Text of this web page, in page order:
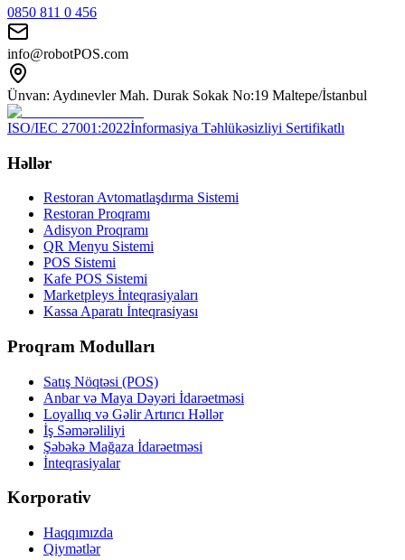
0850 811 0 456
info@robotPOS.com
Ünvan: Aydınevler Mah. Durak Sokak No:19 Maltepe/İstanbul
ISO/IEC 27001:2022İnformasiya Təhlükəsizliyi Sertifikatlı
Həllər
Restoran Avtomatlaşdırma Sistemi
Restoran Proqramı
Adisyon Proqramı
QR Menyu Sistemi
POS Sistemi
Kafe POS Sistemi
Marketpleys İnteqrasiyaları
Kassa Aparatı İnteqrasiyası
Proqram Modulları
Satış Nöqtəsi (POS)
Anbar və Maya Dəyəri İdarəetməsi
Loyallıq və Gəlir Artırıcı Həllər
İş Səmərəliliyi
Şəbəkə Mağaza İdarəetməsi
İnteqrasiyalar
Korporativ
Haqqımızda
Qiymətlər